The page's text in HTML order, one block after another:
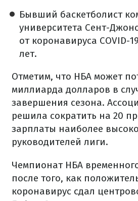
Бывший баскетболист
университета Сент-
от коронавируса COVID-
лет.
Отметим, что НБА может
миллиарда долларов в
завершения сезона.
решила сократить на 20
зарплаты наиболее
руководителей лиги.
Чемпионат НБА
после того, как
коронавирус сдал